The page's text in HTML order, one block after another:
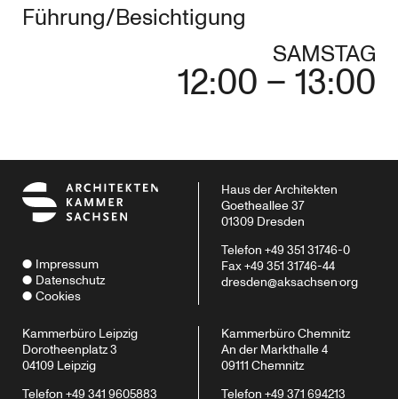
Führung/Besichtigung
SAMSTAG
12:00 – 13:00
Impressum
Datenschutz
Cookies
Haus der Architekten
Goetheallee 37
01309 Dresden
Telefon +49 351 31746-0
Fax +49 351 31746-44
dresden@aksachsen.org
Kammerbüro Leipzig
Dorotheenplatz 3
04109 Leipzig
Telefon +49 341 9605883
Kammerbüro Chemnitz
An der Markthalle 4
09111 Chemnitz
Telefon +49 371 694213